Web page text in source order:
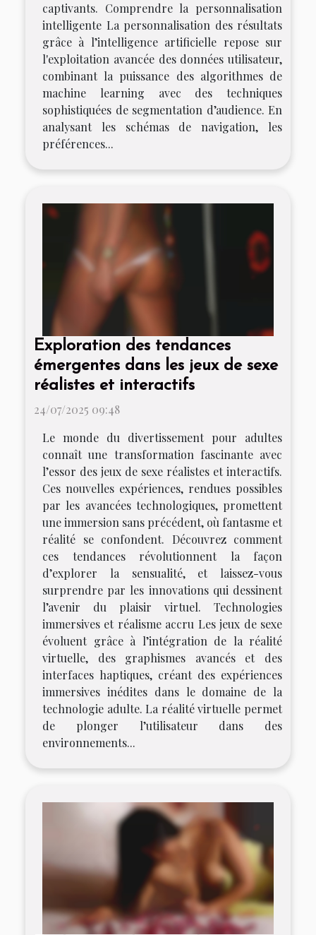
captivants. Comprendre la personnalisation
intelligente La personnalisation des résultats
grâce à l’intelligence artificielle repose sur
l'exploitation avancée des données utilisateur,
combinant la puissance des algorithmes de
machine learning avec des techniques
sophistiquées de segmentation d’audience. En
analysant les schémas de navigation, les
préférences...
Exploration des tendances
émergentes dans les jeux de sexe
réalistes et interactifs
24/07/2025 09:48
Le monde du divertissement pour adultes
connaît une transformation fascinante avec
l’essor des jeux de sexe réalistes et interactifs.
Ces nouvelles expériences, rendues possibles
par les avancées technologiques, promettent
une immersion sans précédent, où fantasme et
réalité se confondent. Découvrez comment
ces tendances révolutionnent la façon
d’explorer la sensualité, et laissez-vous
surprendre par les innovations qui dessinent
l’avenir du plaisir virtuel. Technologies
immersives et réalisme accru Les jeux de sexe
évoluent grâce à l’intégration de la réalité
virtuelle, des graphismes avancés et des
interfaces haptiques, créant des expériences
immersives inédites dans le domaine de la
technologie adulte. La réalité virtuelle permet
de plonger l’utilisateur dans des
environnements...